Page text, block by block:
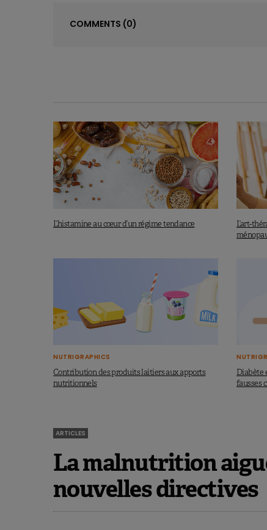
COMMENTS (0)
L’histamine au cœur d’un régime tendance
L’art-
NUTRIGRAPHICS
Contribution des produits laitiers aux apports
nutritionnels
Diabète
fausses
ARTICLES
La malnutrition
nouvelles directives